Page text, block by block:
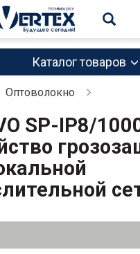
Каталог товаров
Оптоволокно
SP-IP8/